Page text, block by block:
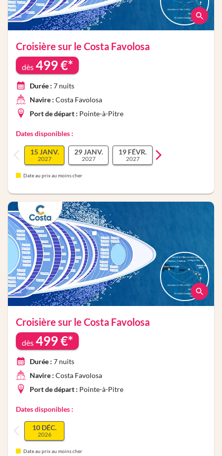
Croisière sur le Costa Favolosa
dès 499€*
Durée : 7 nuits
Navire : Costa Favolosa
Port de départ : Pointe-à-Pitre
Dates disponibles :
15 JANV.
2027
29 JANV.
2027
19 FÉVR.
2027
Date au prix au moins cher
Croisière sur le Costa Favolosa
dès 499€*
Durée : 7 nuits
Navire : Costa Favolosa
Port de départ : Pointe-à-Pitre
Dates disponibles :
10 DÉC.
2026
Date au prix au moins cher